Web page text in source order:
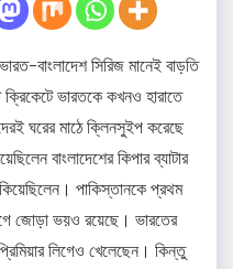
বাংলাদেশ সিরিজ মানেই বাড়তি
ভারতকে কখনও হারাতে
ঘরের মাঠে ক্লিনসুইপ করেছে
বাংলাদেশের কিপার ব্যাটার
পাকিস্তানকে প্রথম
জোড়া ভয়ও রয়েছে। ভারতের
লিগেও খেলেছেন। কিন্তু